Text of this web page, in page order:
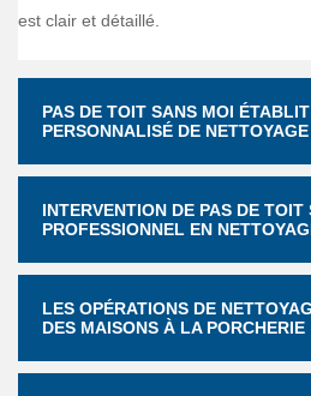
est clair et détaillé.
PAS DE TOIT SANS MOI
PERSONNALISÉ DE
INTERVENTION DE PAS DE TOIT
PROFESSIONNEL EN
LES OPÉRATIONS DE
DES MAISONS À LA PORCHERIE